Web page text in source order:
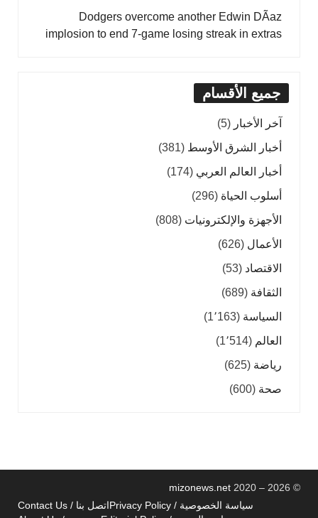
Dodgers overcome another Edwin DÃ­az
implosion to end 7-game losing streak in extras
جميع الأقسام
آخر الأخبار (5)
أخبار الشرق الأوسط (381)
أخبار العالم العربي (174)
أسلوب الحياة (296)
الأجهزة والإلكترونيات (808)
الأعمال (626)
الاقتصاد (53)
الثقافة (689)
السياسة (1٬163)
العالم (1٬514)
رياضة (625)
صحة (600)
©
mizonews.net 2020 – 2026
سياسة الخصوصية / Privacy Policy
اتصل بنا / Contact Us